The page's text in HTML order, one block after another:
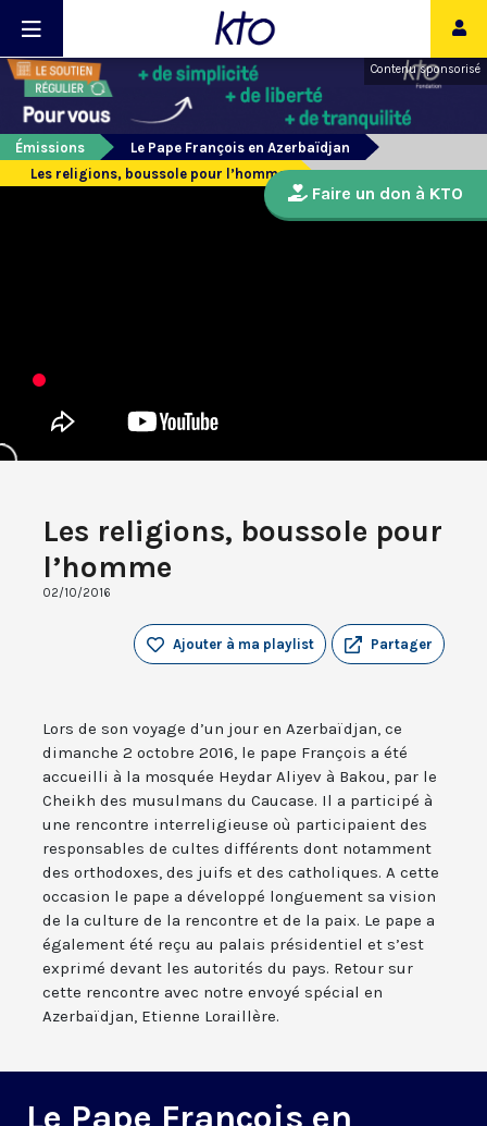
Contenu sponsorisé
Émissions
Le Pape François en Azerbaïdjan
Les religions, boussole pour l’homme
Les religions, boussole pour
l’homme
02/10/2016
Partager
Ajouter à ma playlist
Lors de son voyage d’un jour en Azerbaïdjan, ce
dimanche 2 octobre 2016, le pape François a été
accueilli à la mosquée Heydar Aliyev à Bakou, par le
Cheikh des musulmans du Caucase. Il a participé à
une rencontre interreligieuse où participaient des
responsables de cultes différents dont notamment
des orthodoxes, des juifs et des catholiques. A cette
occasion le pape a développé longuement sa vision
de la culture de la rencontre et de la paix. Le pape a
également été reçu au palais présidentiel et s’est
exprimé devant les autorités du pays. Retour sur
cette rencontre avec notre envoyé spécial en
Azerbaïdjan, Etienne Loraillère.
Le Pape François en
Faire un don à KTO